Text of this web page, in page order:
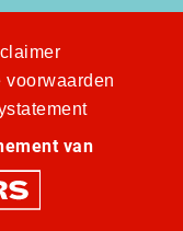
voorwaarden
van